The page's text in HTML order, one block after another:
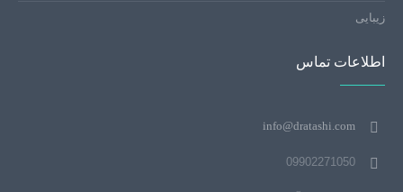
زیبایی
اطلاعات تماس
info@dratashi.com
09902271050